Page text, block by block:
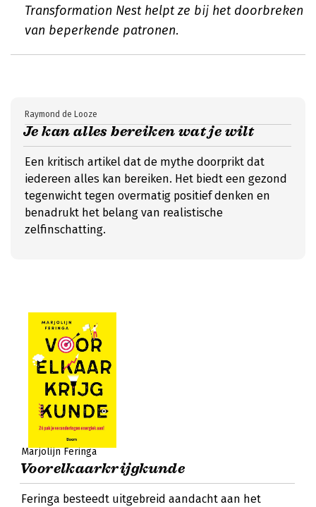
Transformation Nest helpt ze bij het doorbreken
van beperkende patronen.
Je kan alles bereiken wat je wilt
Raymond de Looze
Een kritisch artikel dat de mythe doorprikt dat
iedereen alles kan bereiken. Het biedt een gezond
tegenwicht tegen overmatig positief denken en
benadrukt het belang van realistische
zelfinschatting.
Marjolijn Feringa
Voorelkaarkrijgkunde
Feringa besteedt uitgebreid aandacht aan het